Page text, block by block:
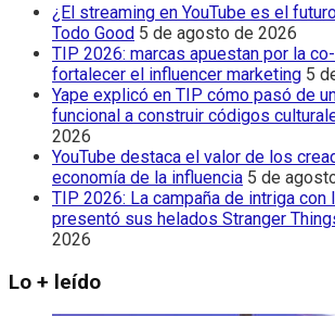
¿El streaming en YouTube es el
Todo Good 5 de agosto de 2026
TIP 2026: marcas apuestan por la
fortalecer el influencer marketing 5
Yape explicó en TIP cómo pasó de
funcional a construir códigos
2026
YouTube destaca el valor de los
economía de la influencia 5 de
TIP 2026: La campaña de intriga con
presentó sus helados Stranger
2026
Lo + leído